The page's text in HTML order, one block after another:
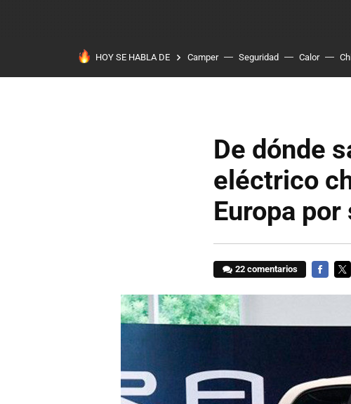
HOY SE HABLA DE Camper Seguridad Calor
De dónde
eléctrico
Europa
22 comentarios